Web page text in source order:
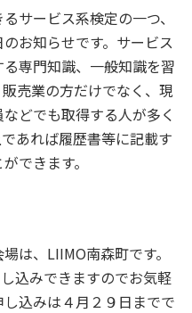
サービス系検定の一つ、
お知らせです。サービス
専門知識、一般知識を習
売業の方だけでなく、現
どでも取得する人が多く
あれば履歴書等に記載す
できます。
は、LIIMO南森町です。
込みできますのでお気軽
込みは４月２９日までで